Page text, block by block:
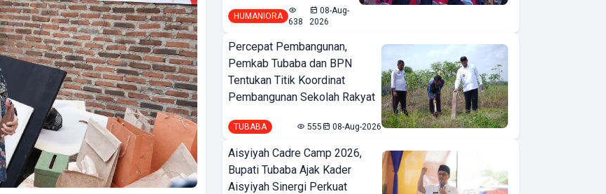
HUMANIORA
638
08-Aug-
2026
Percepat Pembangunan,
Pemkab Tubaba dan BPN
Tentukan Titik Koordinat
Pembangunan Sekolah Rakyat
TUBABA 555 08-Aug-2026
Aisyiyah Cadre Camp 2026,
Bupati Tubaba Ajak Kader
Aisyiyah Sinergi Perkuat